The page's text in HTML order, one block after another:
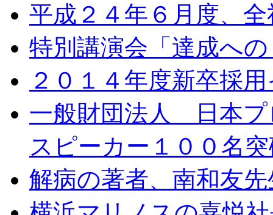
平成２４年６月度、
特別講演会「達成へ
２０１４年度新卒採
一般財団法人 日本
スピーカー１００名
解病の著者、南和友